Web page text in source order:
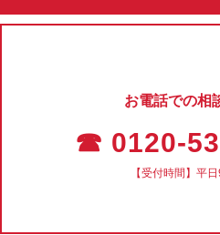
お電話での相
☎ 0120-
【受付時間】平